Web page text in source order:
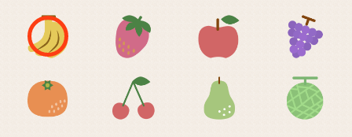
アイコン1 アイコン2 アイコン3
アイコン5 アイコン6 アイコン7